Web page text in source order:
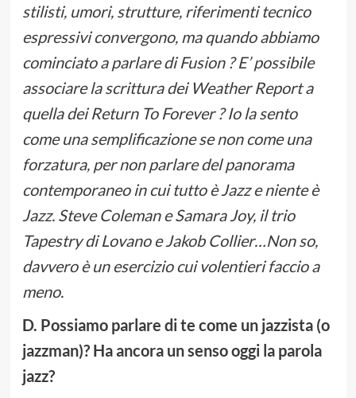
stilisti, umori, strutture, riferimenti tecnico
espressivi convergono, ma quando abbiamo
cominciato a parlare di Fusion ? E’ possibile
associare la scrittura dei Weather Report a
quella dei Return To Forever ? Io la sento
come una semplificazione se non come una
forzatura, per non parlare del panorama
contemporaneo in cui tutto è Jazz e niente è
Jazz. Steve Coleman e Samara Joy, il trio
Tapestry di Lovano e Jakob Collier…Non so,
davvero è un esercizio cui volentieri faccio a
meno.
D. Possiamo parlare di te come un jazzista (o
jazzman)? Ha ancora un senso oggi la parola
jazz?